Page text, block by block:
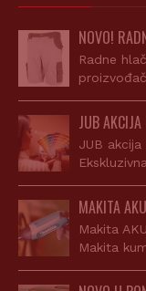
NOVO!
Radne
JUB
JUB
MAKITA
Makita
Makita